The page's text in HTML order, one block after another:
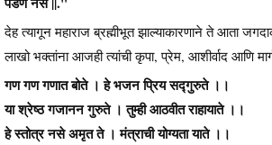
देह त्यागून महाराज ब्रह्मीभूत झाल्याकारणाने ते आता
लाखो भक्तांना आजही त्यांची कृपा, प्रेम, आशीर्वाद आणि
गण गण गणात बोते । हे भजन प्रिय सद्गुरुते ।।
या श्रेष्ठ गजानन गुरुते । तुम्ही आठवीत राहायाते ।।
हे स्तोत्र नसे अमृत ते । मंत्राची योग्यता याते ।।